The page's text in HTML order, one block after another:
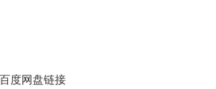
度网盘链接